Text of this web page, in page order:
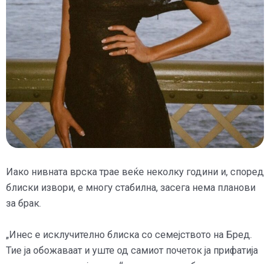
Иако нивната врска трае веќе неколку години и, според
блиски извори, е многу стабилна, засега нема планови
за брак.
„Инес е исклучително блиска со семејството на Бред.
Тие ја обожаваат и уште од самиот почеток ја прифатија